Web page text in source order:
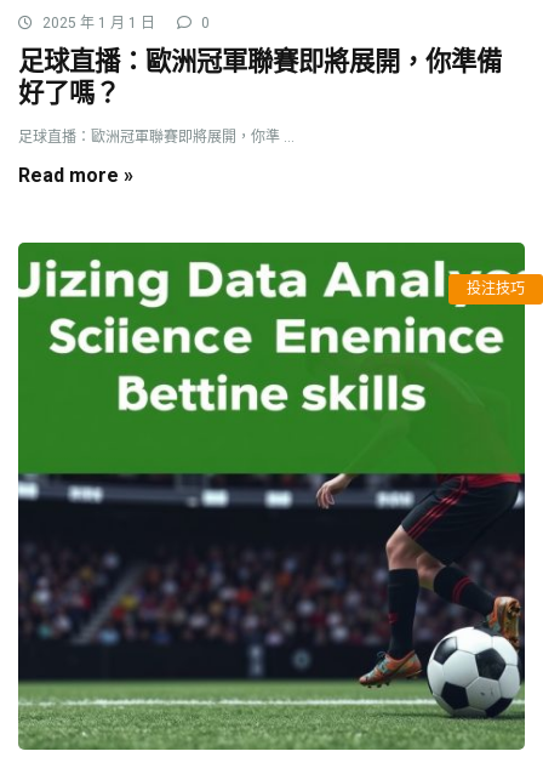
2025 年 1 月 1 日 0
足球直播：歐洲冠軍聯賽即將展開，你準備
好了嗎？
足球直播：歐洲冠軍聯賽即將展開，你準 ...
Read more »
投注技巧